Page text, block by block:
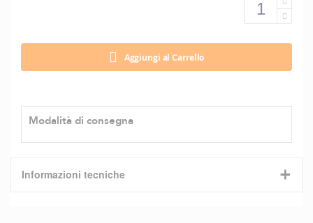
Aggiungi al Carrello
Modalità di consegna
Informazioni tecniche +